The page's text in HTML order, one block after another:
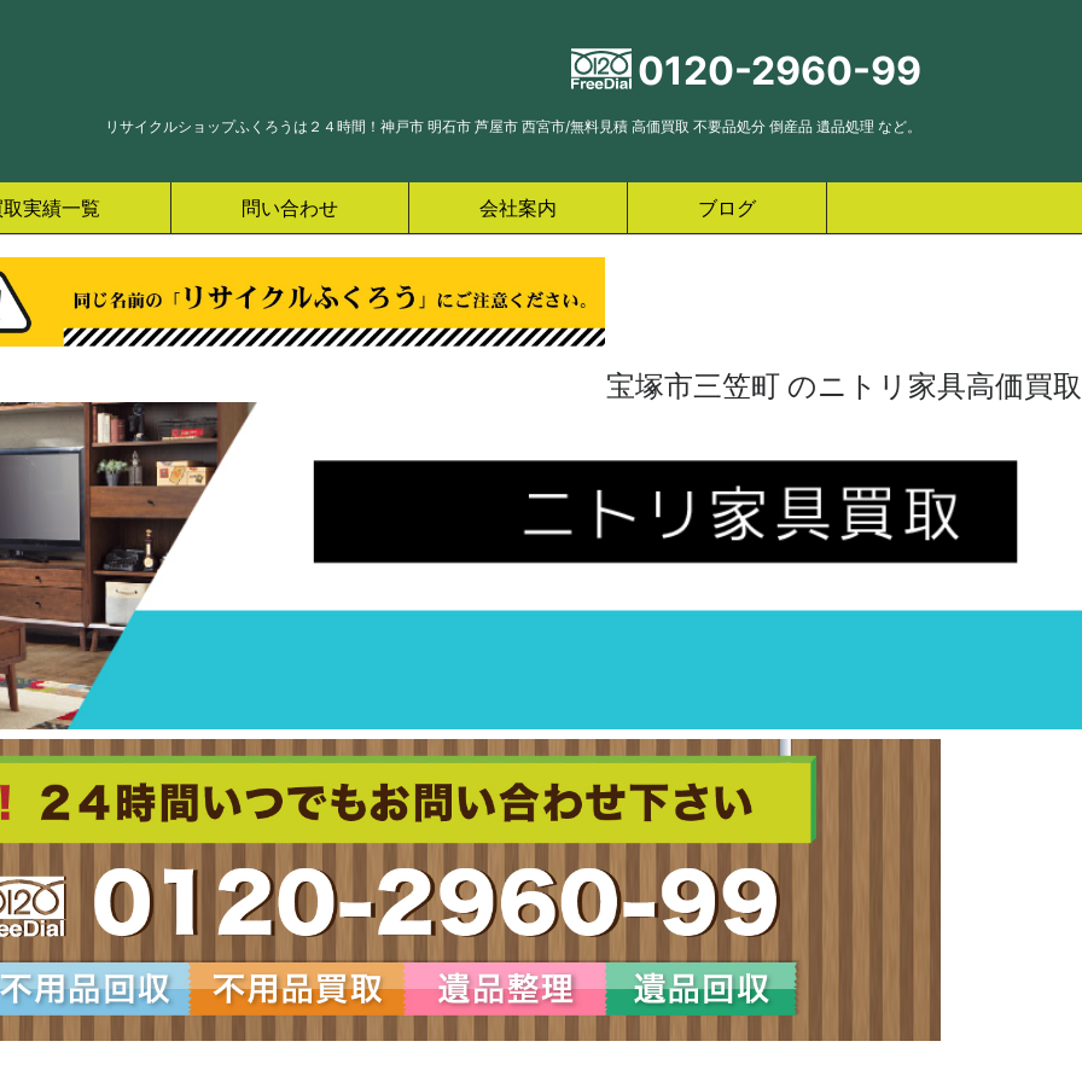
0120-2960-99
リサイクルショップふくろうは２４時間！神戸市 明石市 芦屋市 西宮市/無料見積 高価買取 不要品処分 倒産品 遺品処理 など。
実績一覧 問い合わせ 会社案内 ブログ
宝塚市三笠町 のニトリ家具高価買取